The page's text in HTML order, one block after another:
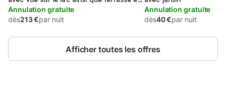
jardin, animaux acceptés
Annulation gratuite
dès213 €par nuit
Annulation gratuite
dès40 €par nuit
Afficher toutes les offres